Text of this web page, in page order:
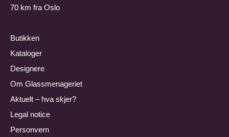
70 km fra Oslo
Butikken
Kataloger
Designere
Om Glassmenageriet
Aktuelt – hva skjer?
Legal notice
Personvern